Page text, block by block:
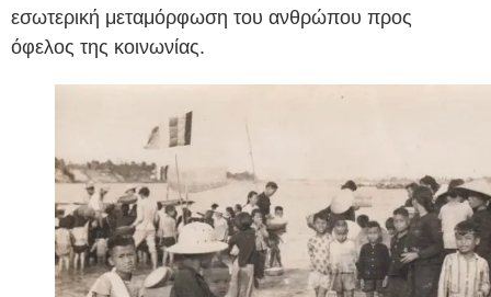
εσωτερική μεταμόρφωση του ανθρώπου προς
όφελος της κοινωνίας.